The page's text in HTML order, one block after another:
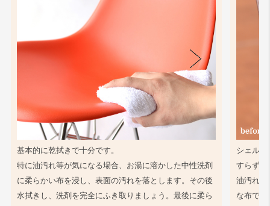
基本的に乾拭きで十分です。
特に油汚れ等が気になる場合、お湯に溶かした中性洗剤
に柔らかい布を浸し、表面の汚れを落とします。その後
水拭きし、洗剤を完全にふき取りましょう。最後に柔ら
シェル同
すらず、
油汚れ等
な布で軽